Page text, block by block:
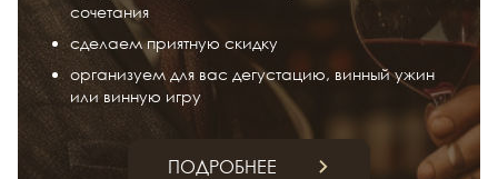
сочетания
сделаем приятную скидку
организуем для вас дегустацию, винный ужин
или винную игру
ПОДРОБНЕЕ